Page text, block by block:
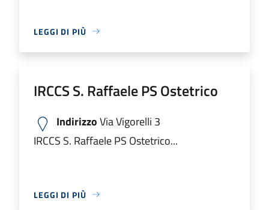
LEGGI DI PIÙ
IRCCS S. Raffaele PS Ostetrico
IndirizzoVia Vigorelli 3
IRCCS S. Raffaele PS Ostetrico...
LEGGI DI PIÙ